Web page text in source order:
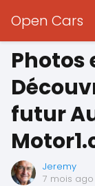
Open Cars
Photos
futur
Jeremy
7 mois ago